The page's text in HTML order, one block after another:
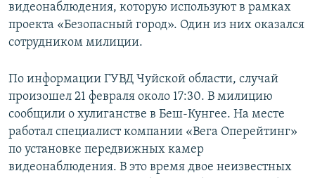
видеонаблюдения, которую используют в рамках
проекта «Безопасный город». Один из них оказался
сотрудником милиции.
По информации ГУВД Чуйской области, случай
произошел 21 февраля около 17:30. В милицию
сообщили о хулиганстве в Беш-Кунгее. На месте
работал специалист компании «Вега Оперейтинг»
по установке передвижных камер
видеонаблюдения. В это время двое неизвестных